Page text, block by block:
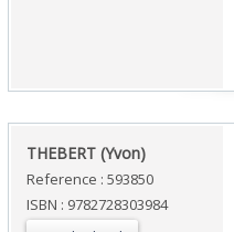
‎THEBERT (Yvon)‎
Reference : 593850
ISBN : 9782728303984